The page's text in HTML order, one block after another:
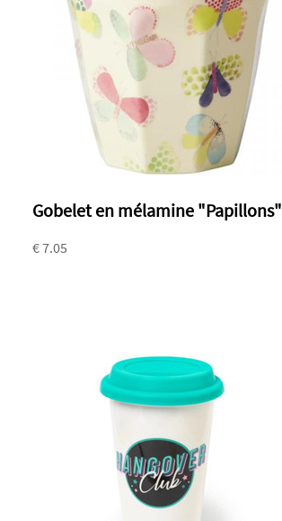
Gobelet en mélamine "Papillons"
€ 7.05